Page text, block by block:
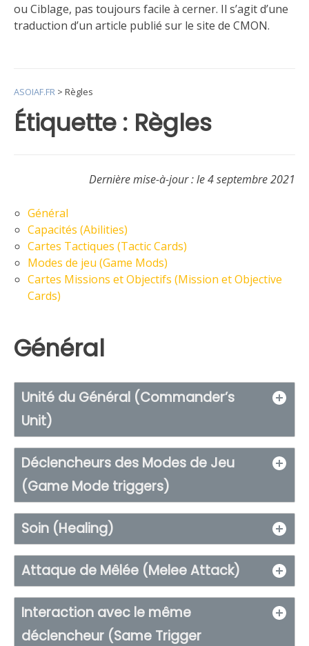
ou Ciblage, pas toujours facile à cerner. Il s’agit d’une
traduction d’un article publié sur le site de CMON.
jeu
commentaire
sur
Focus
sur
Étiquette : Règles
ASOIAF.FR > Règles
Dernière mise-à-jour : le 4 septembre 2021
Général
Capacités (Abilities)
Cartes Tactiques (Tactic Cards)
Modes de jeu (Game Mods)
Cartes Missions et Objectifs (Mission et Objective
Cards)
Général
Unité du Général (Commander’s
Unit)
Déclencheurs des Modes de Jeu
(Game Mode triggers)
Soin (Healing)
Attaque de Mêlée (Melee Attack)
Interaction avec le même
déclencheur (Same Trigger